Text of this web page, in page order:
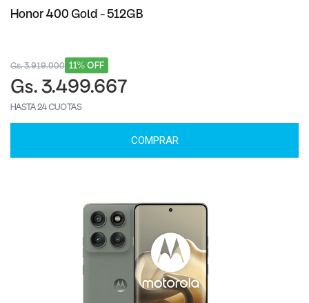
Honor 400 Gold - 512GB
11% OFF
Gs. 3.919.000
Gs. 3.499.667
HASTA 24 CUOTAS
COMPRAR